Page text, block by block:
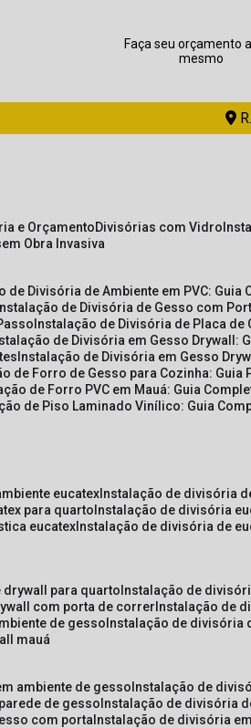
Faça seu orçamento
mesmo
e Orçamento Divisórias com Vidro
Obra Invasiva
de Divisória de Ambiente em PVC: Guia
Instalação de Divisória de Gesso com
Instalação de Divisória de Placa
de Divisória em Gesso Drywall:
Instalação de Divisória em Gesso
de Forro de Gesso para Cozinha: Guia
de Forro PVC em Mauá: Guia
de Piso Laminado Vinílico: Guia
eucatex instalação de divisória
para quarto instalação de divisória
eucatex instalação de divisória de
para quarto instalação de
com porta de correr instalação de
de gesso instalação de divisória
mauá
ambiente de gesso instalação de
de gesso instalação de divisória
com porta instalação de divisória